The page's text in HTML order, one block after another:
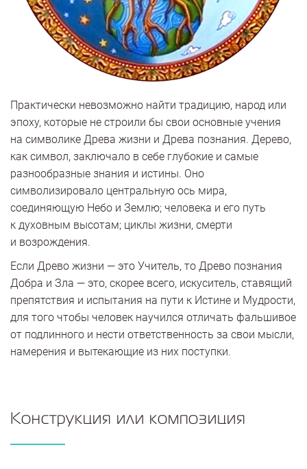
Практически невозможно найти традицию, народ или
эпоху, которые не строили бы свои основные учения
на символике Древа жизни и Древа познания. Дерево,
как символ, заключало в себе глубокие и самые
разнообразные знания и истины. Оно
символизировало центральную ось мира,
соединяющую Небо и Землю; человека и его путь
к духовным высотам; циклы жизни, смерти
и возрождения.
Если Древо жизни — это Учитель, то Древо познания
Добра и Зла — это, скорее всего, искуситель, ставящий
препятствия и испытания на пути к Истине и Мудрости,
для того чтобы человек научился отличать фальшивое
от подлинного и нести ответственность за свои мысли,
намерения и вытекающие из них поступки.
Конструкция или композиция